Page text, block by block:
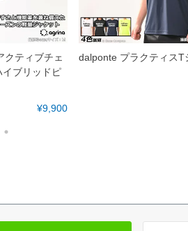
クティブチェ
イブリッドピ
¥9,900
dalponte プラクティスT